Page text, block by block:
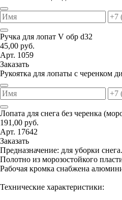
Ручка для лопат V обр d32
45,00 руб.
Арт. 1059
Заказать
Рукоятка для лопаты с черенком
Лопата для снега без черенка
191,00 руб.
Арт. 17642
Заказать
Предназначение: для уборки снега.
Полотно из морозостойкого
Рабочая кромка снабжена
Технические характеристики: